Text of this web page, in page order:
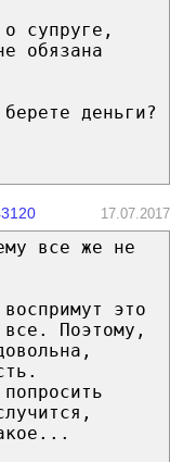
супруге,
обязана
деньги?
17.07.2017
все же не
это
Поэтому,